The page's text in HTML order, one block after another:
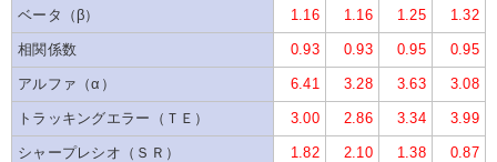
ベータ（β） 1.16 1.16 1.25 1.32
相関係数 0.93 0.93 0.95 0.95
アルファ（α） 6.41 3.28 3.63 3.08
トラッキングエラー（ＴＥ） 3.00 2.86 3.34 3.99
シャープレシオ（ＳＲ） 1.82 2.10 1.38 0.87